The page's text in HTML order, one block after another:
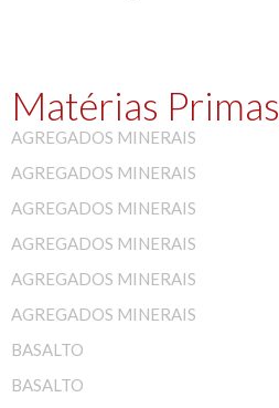
Matérias Primas
AGREGADOS MINERAIS
AGREGADOS MINERAIS
AGREGADOS MINERAIS
AGREGADOS MINERAIS
AGREGADOS MINERAIS
AGREGADOS MINERAIS
BASALTO
BASALTO